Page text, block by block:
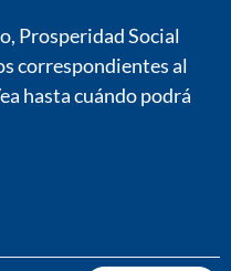
Prosperidad Social
correspondientes al
hasta cuándo podrá